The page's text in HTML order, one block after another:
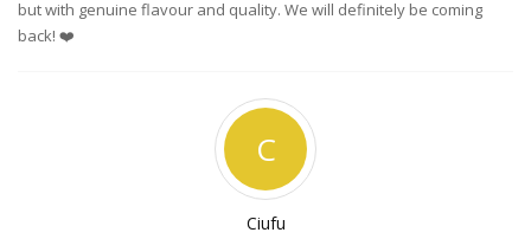
but with genuine flavour and quality. We will definitely be coming
back! ❤️
C
Ciufu